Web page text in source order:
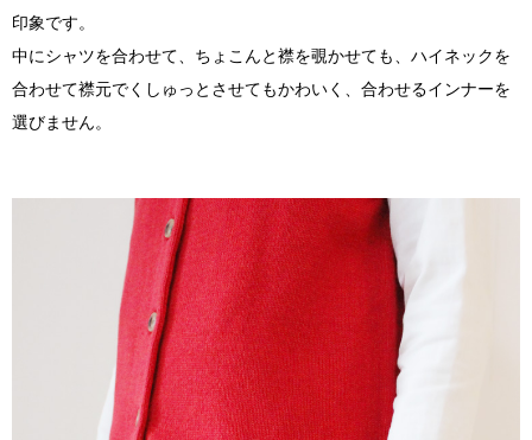
印象です。
中にシャツを合わせて、ちょこんと襟を覗かせても、ハイネックを
合わせて襟元でくしゅっとさせてもかわいく、合わせるインナーを
選びません。